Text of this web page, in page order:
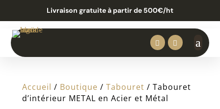
Livraison gratuite à partir de 500€/ht


Accueil / Boutique / Tabouret / Tabouret
d’intérieur METAL en Acier et Métal